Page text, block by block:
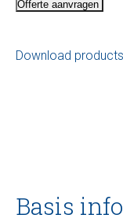
Offerte aanvragen
Download
Basis